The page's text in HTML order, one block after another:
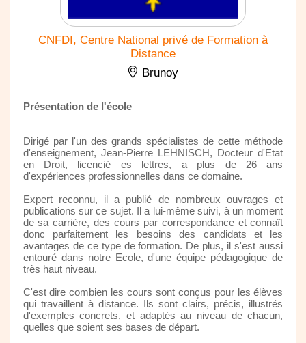
CNFDI, Centre National privé de Formation à
Distance
Brunoy
Présentation de l'école
Dirigé par l'un des grands spécialistes de cette méthode
d'enseignement, Jean-Pierre LEHNISCH, Docteur d'Etat
en Droit, licencié es lettres, a plus de 26 ans
d'expériences professionnelles dans ce domaine.
Expert reconnu, il a publié de nombreux ouvrages et
publications sur ce sujet. Il a lui-même suivi, à un moment
de sa carrière, des cours par correspondance et connaît
donc parfaitement les besoins des candidats et les
avantages de ce type de formation. De plus, il s'est aussi
entouré dans notre Ecole, d'une équipe pédagogique de
très haut niveau.
C'est dire combien les cours sont conçus pour les élèves
qui travaillent à distance. Ils sont clairs, précis, illustrés
d'exemples concrets, et adaptés au niveau de chacun,
quelles que soient ses bases de départ.